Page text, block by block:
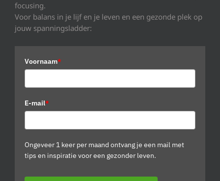
focusing.
Voor balans in je lijf en je leven en een gezonde plek op
jouw spanningsladder:
Voornaam*
E-mail*
Ongeveer 1 keer per maand ontvang je een mail met
tips en inspiratie voor een gezonder leven.